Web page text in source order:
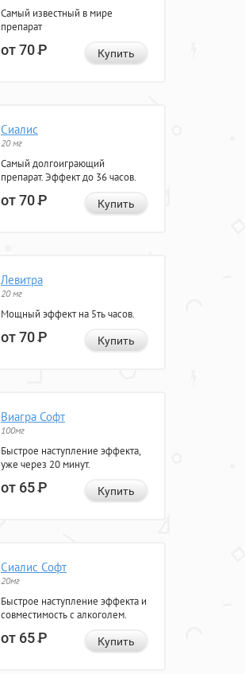
Самый известный в мире
препарат
от 70Р Купить
Сиалис
20 мг
Самый долгоиграющий
препарат. Эффект до 36 часов.
от 70Р Купить
Левитра
20 мг
Мощный эффект на 5ть часов.
от 70Р Купить
Виагра Софт
100мг
Быстрое наступление эффекта,
уже через 20 минут.
от 65Р Купить
Сиалис Софт
20мг
Быстрое наступление эффекта и
совместимость с алкоголем.
от 65Р Купить